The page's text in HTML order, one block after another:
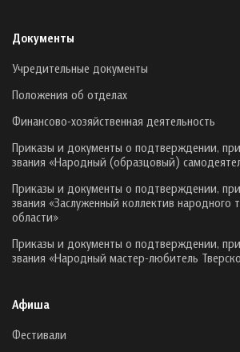
Документы
Учредительные документы
Положения об отделах
Финансово-хозяйственная деятельность
Приказы и документы о подтверждении,
звания «Народный (образцовый)
Приказы и документы о подтверждении,
звания «Заслуженный коллектив народного
области»
Приказы и документы о подтверждении,
звания «Народный мастер-любитель
Афиша
Фестивали